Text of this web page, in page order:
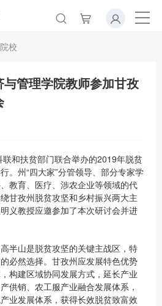
校
管理学院教师参加甘孜
和扶贫部门联合举办的2019年脱贫
。州“四大家”分管领导、部分专家学
教育、医疗、涉农企业等领域的代
甘孜州脱贫攻坚和乡村振兴两大主
义教授应邀参加了本次研讨会并进
半山是脱贫攻坚的关键主战区，特
必然选择。甘孜州应发展特色优势
构建区域协同发展方式，延长产业
供销、农工服产业融合发展体系，
业发展体系，获得长效脱贫致富效